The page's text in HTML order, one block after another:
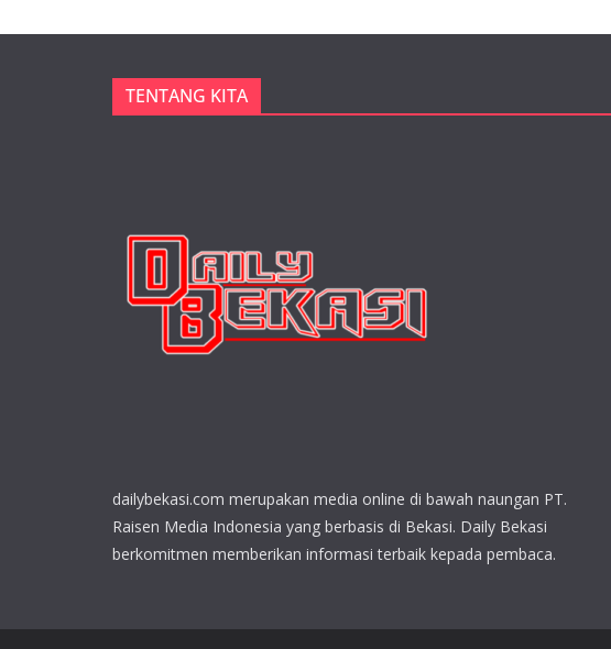
TENTANG KITA
dailybekasi.com merupakan media online di bawah naungan PT.
Raisen Media Indonesia yang berbasis di Bekasi. Daily Bekasi
berkomitmen memberikan informasi terbaik kepada pembaca.